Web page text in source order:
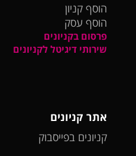
הוסף קניון
הוסף עסק
פרסום בקניונים
שירותי דיגיטל לקניונים
אתר קניונים
קניונים בפייסבוק